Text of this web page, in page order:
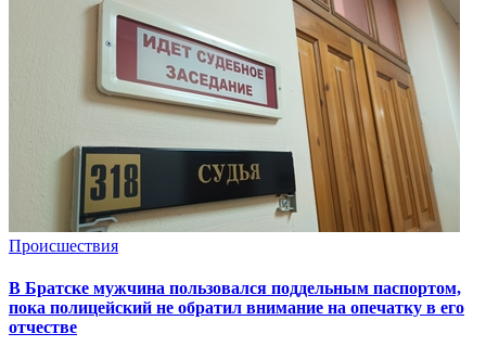
Происшествия
В Братске мужчина пользовался поддельным паспортом,
пока полицейский не обратил внимание на опечатку в его
отчестве